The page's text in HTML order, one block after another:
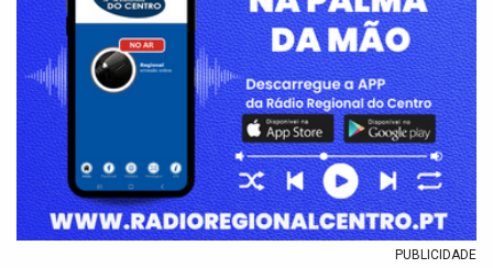
PUBLICIDADE